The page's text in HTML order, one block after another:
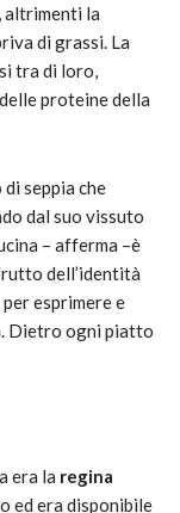
altrimenti la
di grassi. La
tra di loro,
proteine della
seppia che
dal suo vissuto
– afferma –è
dell’identità
esprimere e
Dietro ogni piatto
era la regina
ed era disponibile